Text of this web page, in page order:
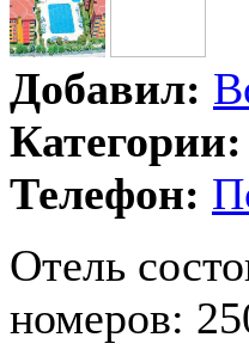
Добавил:
Категории:
Телефон:
Отель
номеров: